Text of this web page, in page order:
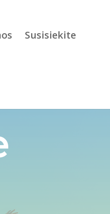
Susisiekite